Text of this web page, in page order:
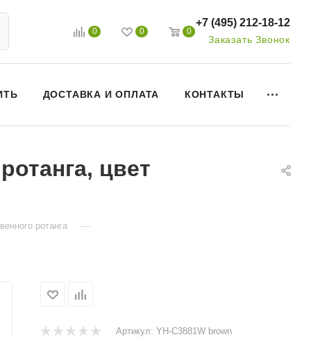
0 0 0
+7 (495) 212-18-12
Заказать Звонок
ДОСТАВКА И ОПЛАТА КОНТАКТЫ
цвет
ротанга —
Артикул: YH-C3881W brown